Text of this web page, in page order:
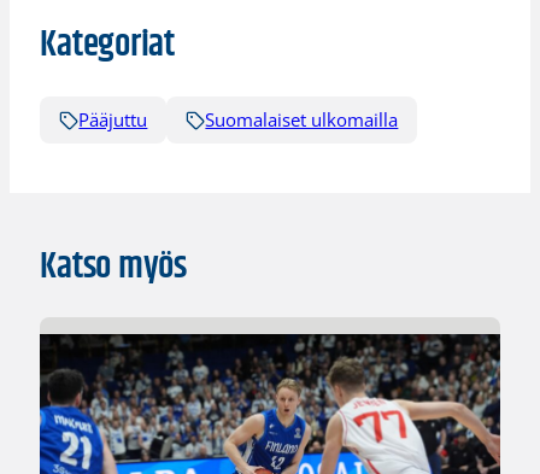
Kategoriat
Pääjuttu Suomalaiset ulkomailla
Katso myös